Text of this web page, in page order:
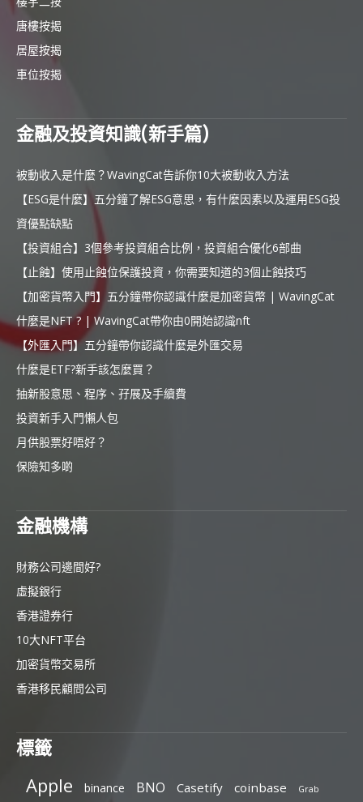
唐樓按揭
居屋按揭
車位按揭
金融及投資知識(新手篇)
被動收入是什麼？WavingCat告訴你10大被動收入方法
【ESG是什麼】五分鐘了解ESG意思，有什麼因素以及運用ESG投
資優點缺點
【投資組合】3個參考投資組合比例，投資組合優化6部曲
【止蝕】使用止蝕位保護投資，你需要知道的3個止蝕技巧
【加密貨幣入門】五分鐘帶你認識什麼是加密貨幣 | WavingCat
什麼是NFT ? | WavingCat帶你由0開始認識nft
【外匯入門】五分鐘帶你認識什麼是外匯交易
什麼是ETF?新手該怎麼買？
抽新股意思、程序、孖展及手續費
投資新手入門懶人包
月供股票好唔好？
保險知多啲
金融機構
財務公司邊間好?
虛擬銀行
香港證券行
10大NFT平台
加密貨幣交易所
香港移民顧問公司
標籤
Apple binance BNO Casetify coinbase Grab